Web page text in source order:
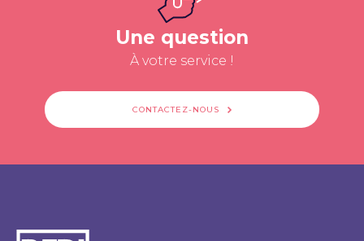
Une question
À votre service !
CONTACTEZ-NOUS